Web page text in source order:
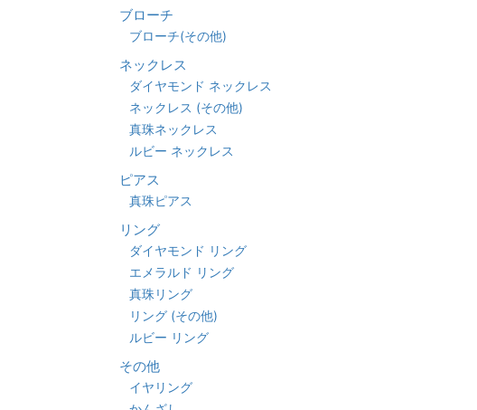
ブローチ
ブローチ(その他)
ネックレス
ダイヤモンド ネックレス
ネックレス (その他)
真珠ネックレス
ルビー ネックレス
ピアス
真珠ピアス
リング
ダイヤモンド リング
エメラルド リング
真珠リング
リング (その他)
ルビー リング
その他
イヤリング